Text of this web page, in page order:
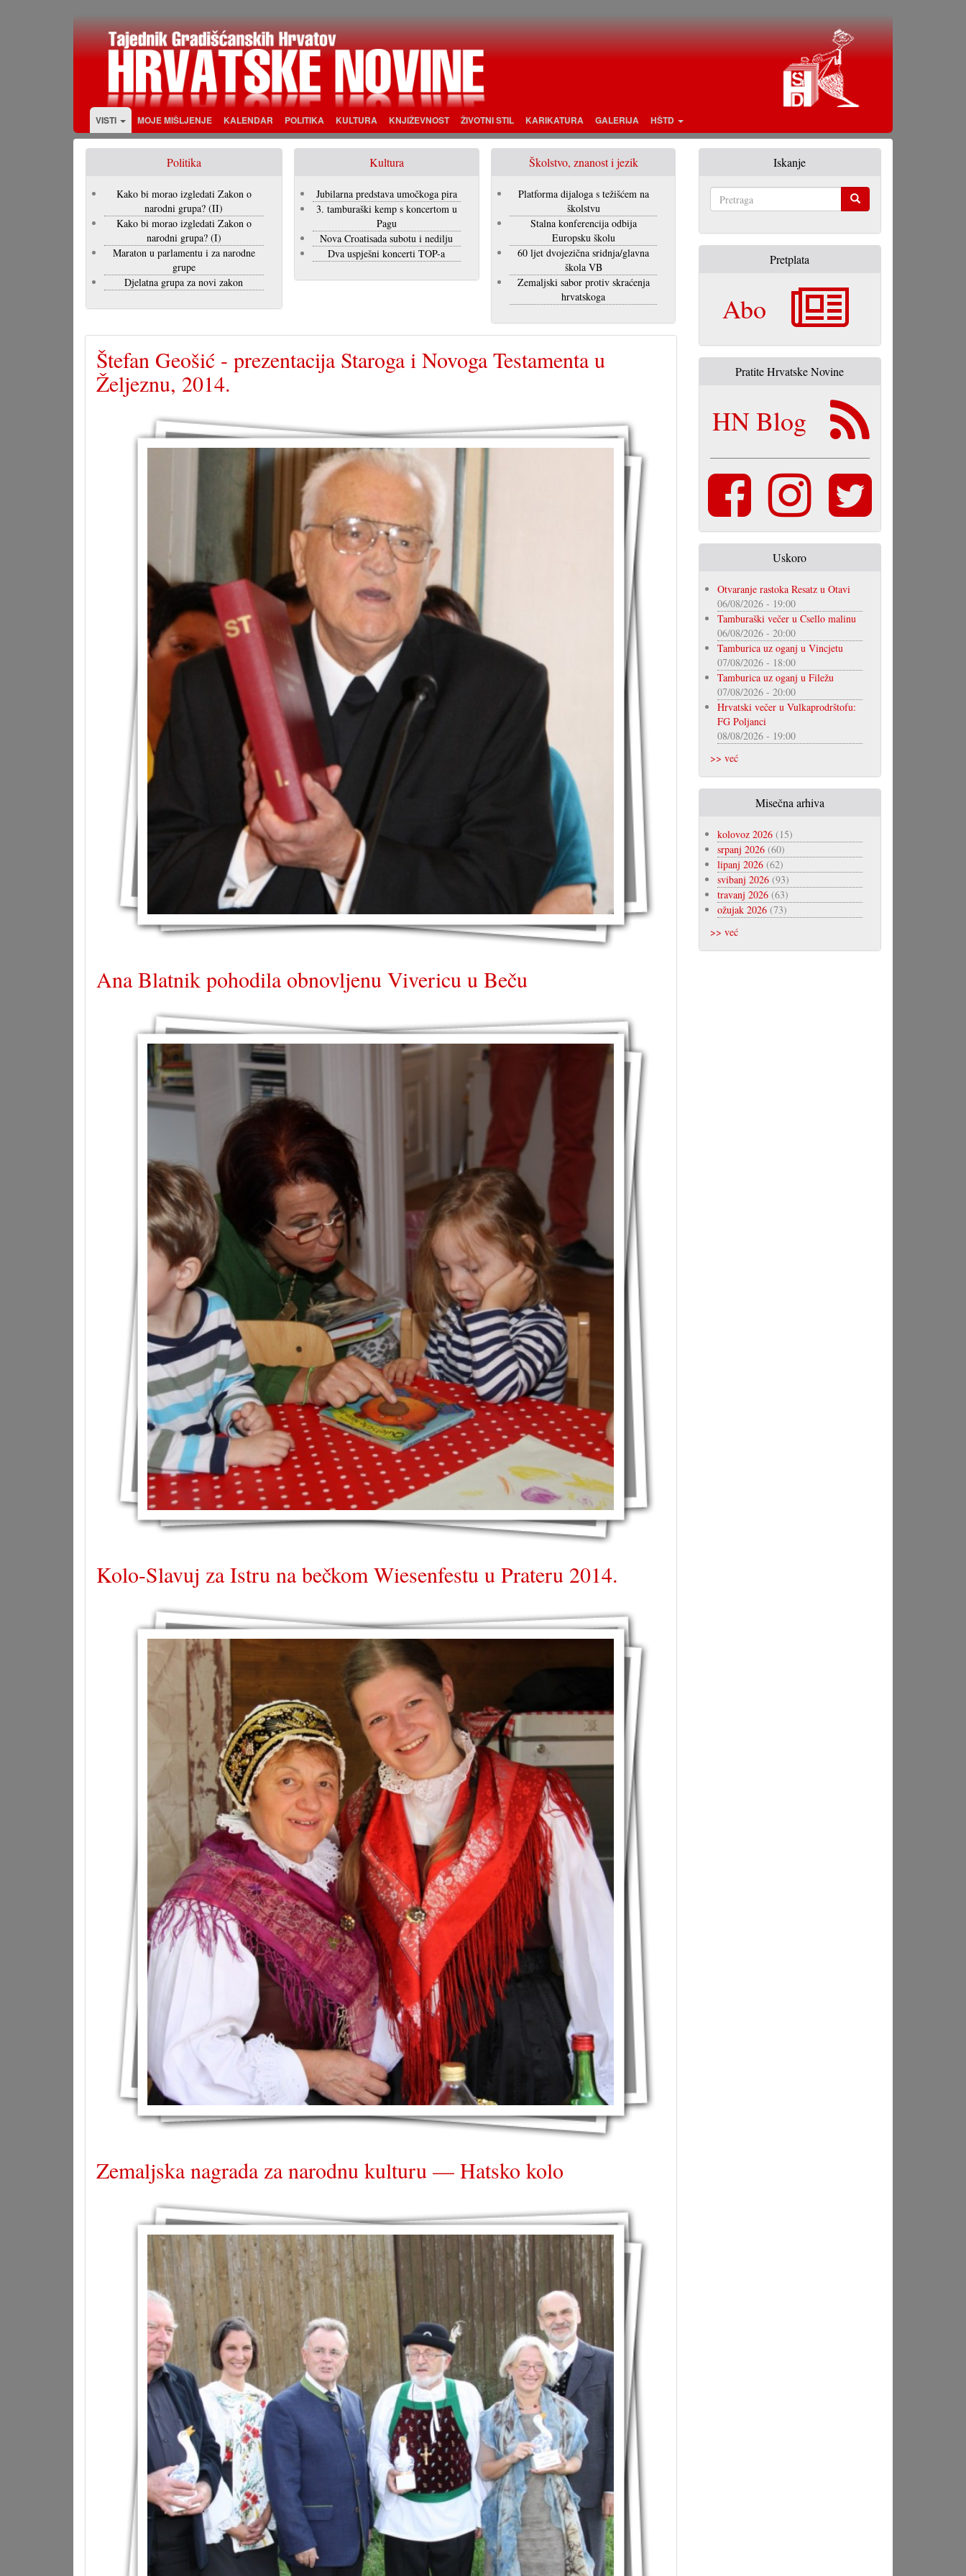
VISTI MOJE MIŠLJENJE KALENDAR POLITIKA KULTURA KNJIŽEVNOST ŽIVOTNI STIL KARIKATURA GALERIJA HŠTD
Politika
Kako bi morao izgledati Zakon o
narodni grupa? (II)
Kako bi morao izgledati Zakon o
narodni grupa? (I)
Maraton u parlamentu i za narodne
grupe
Djelatna grupa za novi zakon
Kultura
Jubilarna predstava umočkoga pira
3. tamburaški kemp s koncertom u
Pagu
Nova Croatisada subotu i nedilju
Dva uspješni koncerti TOP-a
Školstvo, znanost i jezik
Platforma dijaloga s težišćem na
školstvu
Stalna konferencija odbija
Europsku školu
60 ljet dvojezična sridnja/glavna
škola VB
Zemaljski sabor protiv skraćenja
hrvatskoga
Štefan Geošić - prezentacija Staroga i Novoga Testamenta u
Željeznu, 2014.
Ana Blatnik pohodila obnovljenu Vivericu u Beču
Kolo-Slavuj za Istru na bečkom Wiesenfestu u Prateru 2014.
Zemaljska nagrada za narodnu kulturu — Hatsko kolo
Iskanje
Pretplata
Abo
Pratite Hrvatske Novine
HN Blog
Uskoro
Otvaranje rastoka Resatz u Otavi
06/08/2026 - 19:00
Tamburaški večer u Csello malinu
06/08/2026 - 20:00
Tamburica uz oganj u Vincjetu
07/08/2026 - 18:00
Tamburica uz oganj u Filežu
07/08/2026 - 20:00
Hrvatski večer u Vulkaprodrštofu:
FG Poljanci
08/08/2026 - 19:00
>> već
Misečna arhiva
kolovoz 2026(15)
srpanj 2026(60)
lipanj 2026(62)
svibanj 2026(93)
travanj 2026(63)
ožujak 2026(73)
>> već